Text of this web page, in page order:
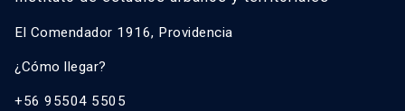
El Comendador 1916, Providencia
¿Cómo llegar?
+56 95504 5505